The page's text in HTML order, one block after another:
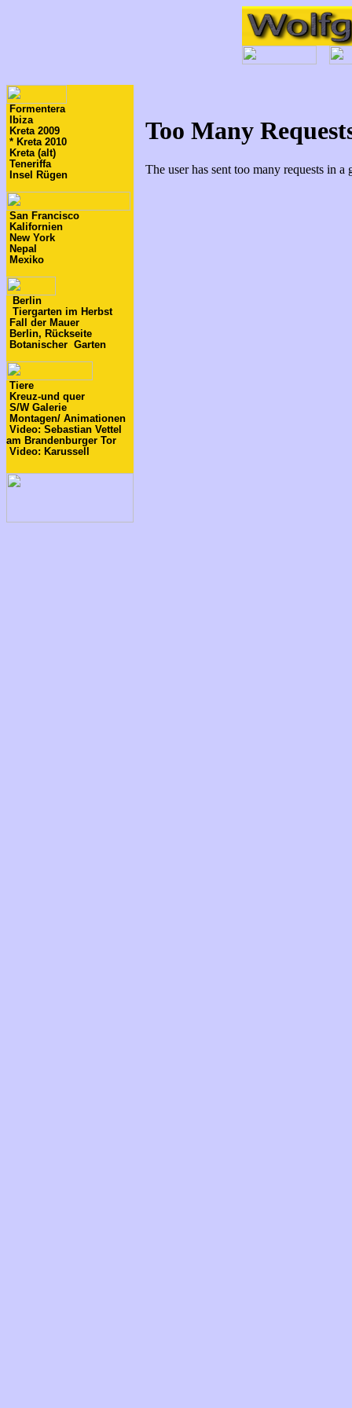
Formentera
Ibiza
Kreta 2009
* Kreta 2010
Kreta (alt)
Teneriffa
Insel Rügen
San Francisco
Kalifornien
New York
Nepal
Mexiko
Berlin
Tiergarten im Herbst
Fall der Mauer
Berlin, Rückseite
Botanischer Garten
Tiere
Kreuz-und quer
S/W Galerie
Montagen/ Animationen
Video: Sebastian Vettel
am Brandenburger Tor
Video: Karussell